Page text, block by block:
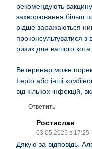
рекомендують
захворювання більш
рідше заражаються
проконсультуватися
ризик для вашого кота.
Ветеринар може
Lepto або інші
від кількох інфекцій,
Ответить
Ростислав
03.05.2025 в 17:25
Дякую за відповідь.